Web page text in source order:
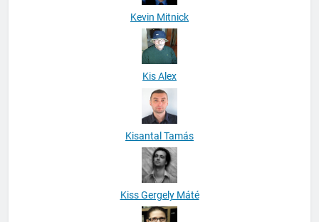
Kevin Mitnick
Kis Alex
Kisantal Tamás
Kiss Gergely Máté